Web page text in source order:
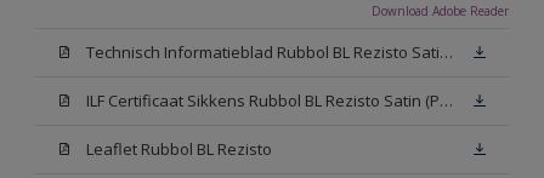
Download Adobe Reader
Technisch Informatieblad Rubbol BL Rezisto Satin (PDF)
ILF Certificaat Sikkens Rubbol BL Rezisto Satin (PDF)
Leaflet Rubbol BL Rezisto